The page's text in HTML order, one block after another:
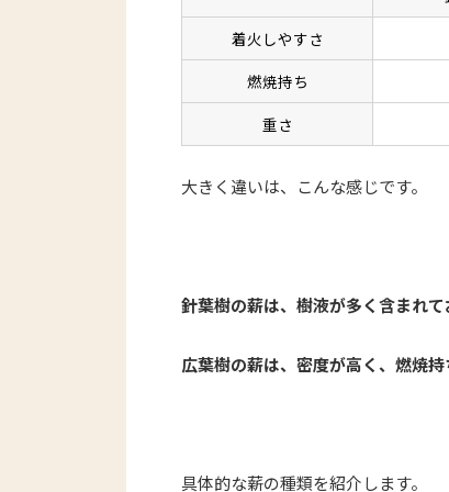
着火しやすさ
燃焼持ち
重さ
大きく違いは、こんな感じです。
針葉樹の薪は、樹液が多く含まれ
広葉樹の薪は、密度が高く、燃焼持
具体的な薪の種類を紹介します。